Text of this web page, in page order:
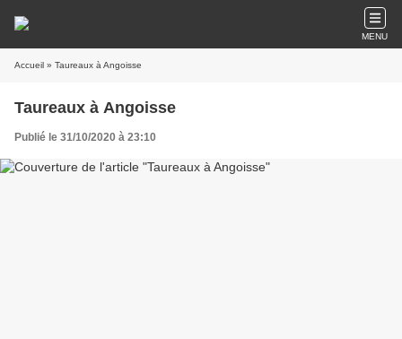
MENU
Accueil » Taureaux à Angoisse
Taureaux à Angoisse
Publié le 31/10/2020 à 23:10